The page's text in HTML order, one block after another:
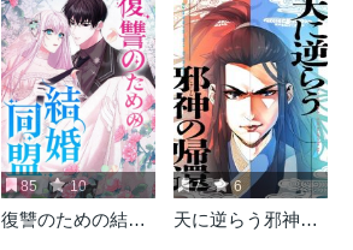
第31.2話
2年前
第29話
2年前
第27話
2年前
第25話
2年前
85 10
復讐のための結婚
7 6
天に逆らう邪神の